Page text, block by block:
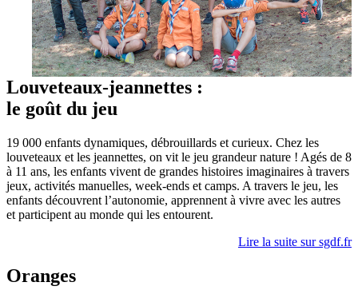
Louveteaux-jeannettes :
le goût du jeu
19 000 enfants dynamiques, débrouillards et curieux. Chez les
louveteaux et les jeannettes, on vit le jeu grandeur nature ! Agés de 8
à 11 ans, les enfants vivent de grandes histoires imaginaires à travers
jeux, activités manuelles, week-ends et camps. A travers le jeu, les
enfants découvrent l’autonomie, apprennent à vivre avec les autres
et participent au monde qui les entourent.
Lire la suite sur sgdf.fr
Oranges